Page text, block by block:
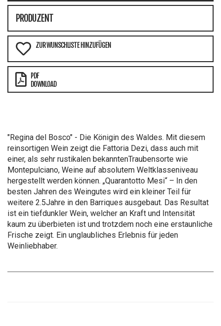
PRODUZENT
ZUR WUNSCHLISTE HINZUFÜGEN
PDF
DOWNLOAD
"Regina del Bosco" - Die Königin des Waldes. Mit diesem
reinsortigen Wein zeigt die Fattoria Dezi, dass auch mit
einer, als sehr rustikalen bekanntenTraubensorte wie
Montepulciano, Weine auf absolutem Weltklasseniveau
hergestellt werden können. „Quarantotto Mesi“ – In den
besten Jahren des Weingutes wird ein kleiner Teil für
weitere 2.5Jahre in den Barriques ausgebaut. Das Resultat
ist ein tiefdunkler Wein, welcher an Kraft und Intensität
kaum zu überbieten ist und trotzdem noch eine erstaunliche
Frische zeigt. Ein unglaubliches Erlebnis für jeden
Weinliebhaber.